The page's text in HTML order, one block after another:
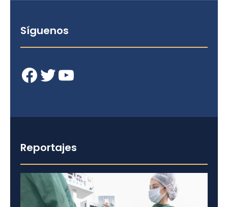
Síguenos
Facebook Twitter YouTube
Reportajes